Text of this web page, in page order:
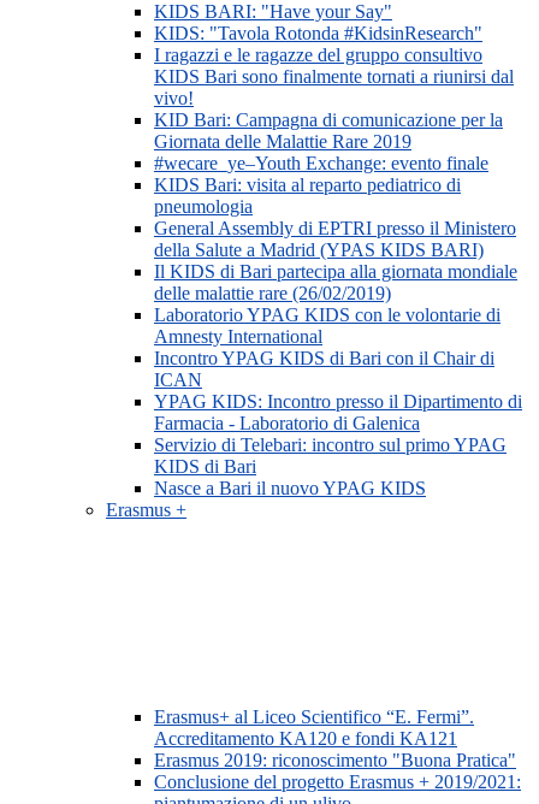
KIDS BARI: "Have your Say"
KIDS: "Tavola Rotonda #KidsinResearch"
I ragazzi e le ragazze del gruppo consultivo
KIDS Bari sono finalmente tornati a riunirsi dal
vivo!
KID Bari: Campagna di comunicazione per la
Giornata delle Malattie Rare 2019
#wecare_ye–Youth Exchange: evento finale
KIDS Bari: visita al reparto pediatrico di
pneumologia
General Assembly di EPTRI presso il Ministero
della Salute a Madrid (YPAS KIDS BARI)
Il KIDS di Bari partecipa alla giornata mondiale
delle malattie rare (26/02/2019)
Laboratorio YPAG KIDS con le volontarie di
Amnesty International
Incontro YPAG KIDS di Bari con il Chair di
ICAN
YPAG KIDS: Incontro presso il Dipartimento di
Farmacia - Laboratorio di Galenica
Servizio di Telebari: incontro sul primo YPAG
KIDS di Bari
Nasce a Bari il nuovo YPAG KIDS
Erasmus +
Erasmus+ al Liceo Scientifico “E. Fermi”.
Accreditamento KA120 e fondi KA121
Erasmus 2019: riconoscimento "Buona Pratica"
Conclusione del progetto Erasmus + 2019/2021: